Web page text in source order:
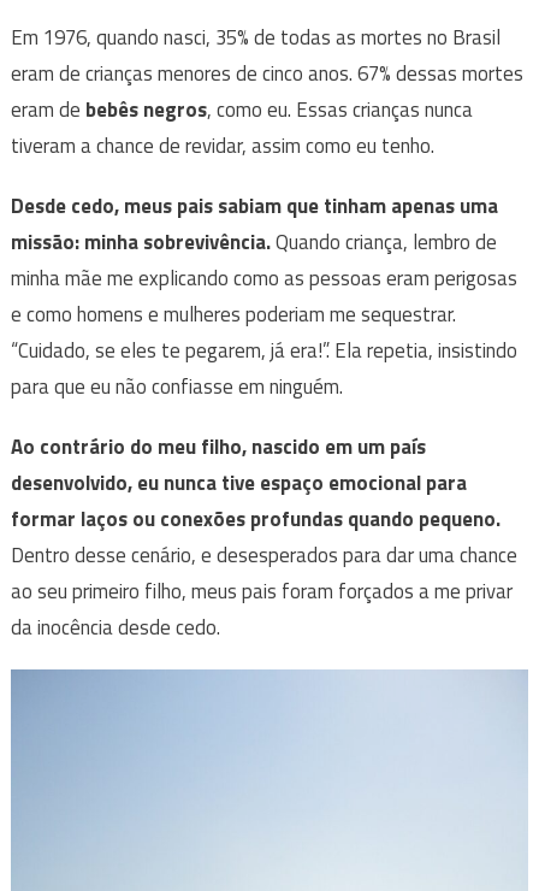
Em 1976, quando nasci, 35% de todas as mortes no Brasil
eram de crianças menores de cinco anos. 67% dessas mortes
eram de bebês negros, como eu. Essas crianças nunca
tiveram a chance de revidar, assim como eu tenho.
Desde cedo, meus pais sabiam que tinham apenas uma
missão: minha sobrevivência.Quando criança, lembro de
minha mãe me explicando como as pessoas eram perigosas
e como homens e mulheres poderiam me sequestrar.
“Cuidado, se eles te pegarem, já era!”. Ela repetia, insistindo
para que eu não confiasse em ninguém.
Ao contrário do meu filho, nascido em um país
desenvolvido, eu nunca tive espaço emocional para
formar laços ou conexões profundas quando pequeno.
Dentro desse cenário, e desesperados para dar uma chance
ao seu primeiro filho, meus pais foram forçados a me privar
da inocência desde cedo.